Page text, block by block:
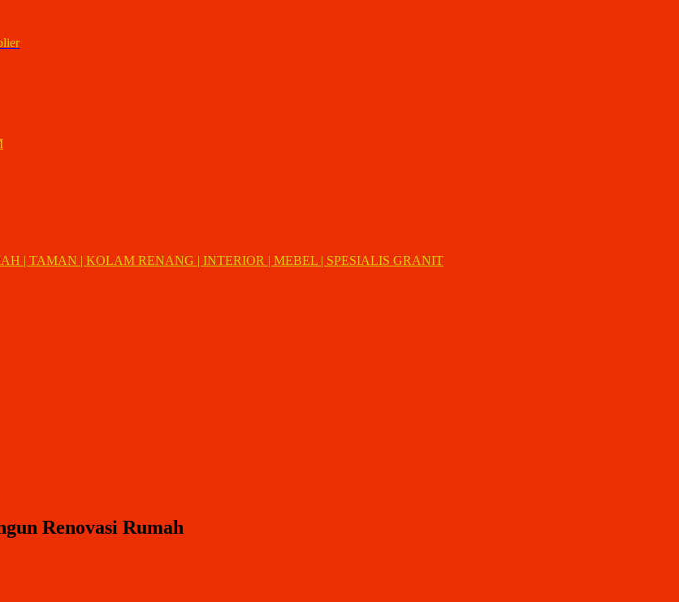
| TAMAN | KOLAM RENANG | INTERIOR | MEBEL | SPESIALIS GRANIT
Renovasi Rumah